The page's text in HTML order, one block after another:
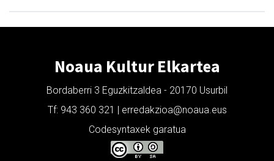
Noaua Kultur Elkartea
Bordaberri 3 Eguzkitzaldea - 20170 Usurbil
Tf: 943 360 321 | erredakzioa@noaua.eus
Codesyntaxek garatua